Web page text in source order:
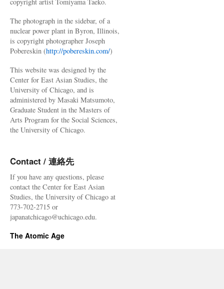
The photograph in the sidebar, of a
nuclear power plant in Byron, Illinois,
is copyright photographer Joseph
Pobereskin (http://pobereskin.com/)
This website was designed by the
Center for East Asian Studies, the
University of Chicago, and is
administered by Masaki Matsumoto,
Graduate Student in the Masters of
Arts Program for the Social Sciences,
the University of Chicago.
Contact / 連絡先
If you have any questions, please
contact the Center for East Asian
Studies, the University of Chicago at
773-702-2715 or
japanatchicago@uchicago.edu.
The Atomic Age